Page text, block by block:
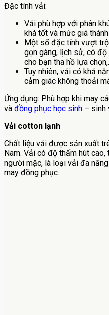
Đặc tính vải:
Vải phù hợp với phân
khá tốt và mức giá
Một số đặc tính vượt
gọn gàng, lịch sử, có
cho bạn tha hồ lựa
Tuy nhiên, vải có khả
cảm giác không thoải
Ứng dụng: Phù hợp khi may
và đồng phục học sinh – sinh
Vải cotton lạnh
Chất liệu vải được sản xuất
Nam. Vải có độ thấm hút
người mặc, là loại vải đa
may đồng phục.